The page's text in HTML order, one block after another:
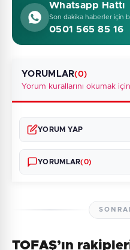
Whatsapp Hattı
Son dakika haberler için
0501 565 85 16
YORUMLAR(0)
Yorum kurallarını okumak için
YORUM YAP
YORUMLAR(0)
TOFAŞ’ın